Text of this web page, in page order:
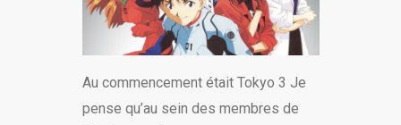
Au commencement était Tokyo 3 Je
pense qu’au sein des membres de